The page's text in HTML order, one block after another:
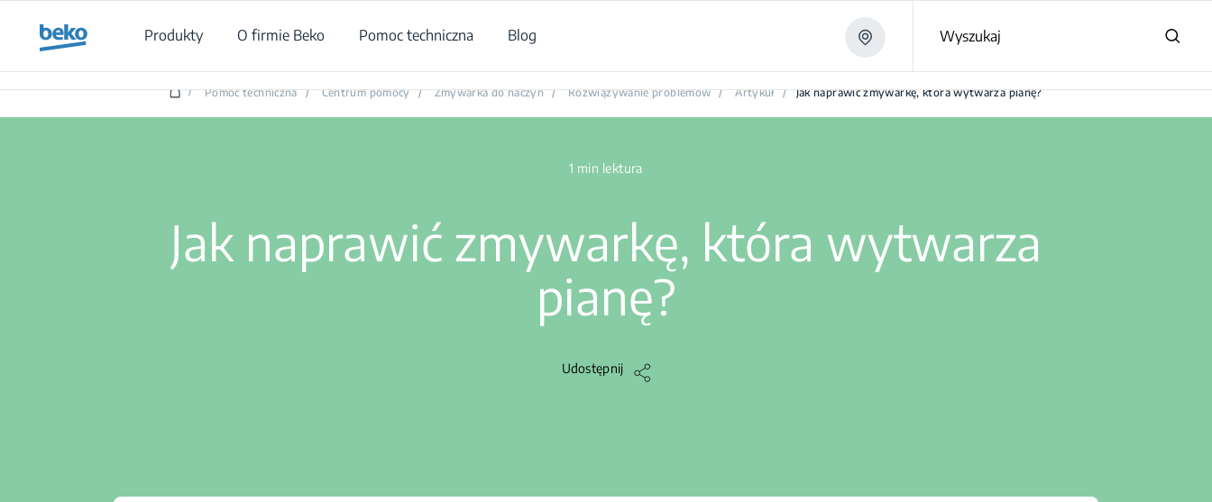
Produkty
O firmie Beko Pomoc techniczna Blog Wyszukaj
/ Pomoc techniczna / Centrum pomocy / Zmywarka do naczyń / Rozwiązywanie problemów / Artykuł / Jak naprawić zmywarkę, która wytwarza pianę?
1 min lektura
Jak naprawić zmywarkę, która wytwarza
pianę?
Udostępnij
Jak naprawić zmywarkę, która wytwarza pianę?